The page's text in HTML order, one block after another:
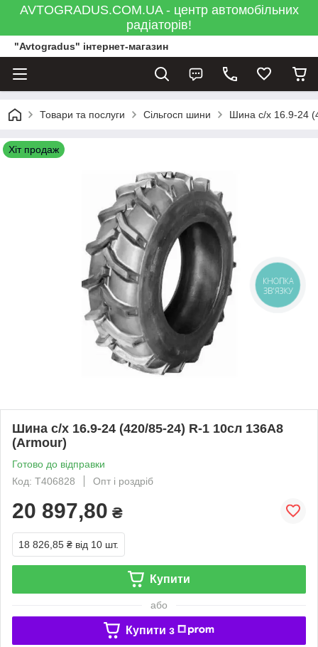
AVTOGRADUS.COM.UA - центр автомобільних
радіаторів!
"Avtogradus" інтернет-магазин
Товари та послуги Сільгосп шини Шина с/х 16.9-24
Хіт продаж
Шина с/х 16.9-24 (420/85-24) R-1 10сл 136A8
(Armour)
Готово до відправки
Код: T406828
Опт і роздріб
20 897,80 ₴
18 826,85 ₴ від 10 шт.
Купити
або
Купити з
КНОПКА
ЗВ'ЯЗКУ